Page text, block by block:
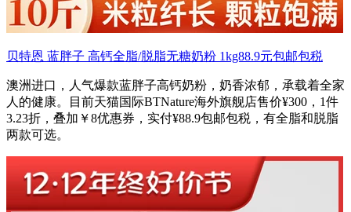
贝特恩 蓝胖子 高钙全脂/脱脂无糖奶粉 1kg88.9元包邮包税
澳洲进口，人气爆款蓝胖子高钙奶粉，奶香浓郁，承载着全家
人的健康。目前天猫国际BTNature海外旗舰店售价¥300，1件
3.23折，叠加￥8优惠券，实付¥88.9包邮包税，有全脂和脱脂
两款可选。